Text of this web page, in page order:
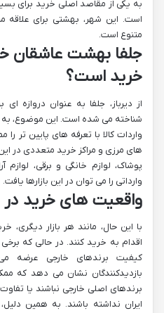
به یکی از مقاصد اصلی خرید برای
است. این شهر، بهشتی برای علاقه
متنوع است.
جلفا بهشت عاشقان
خرید است؟
از دیرباز، جلفا به عنوان دروازه
شناخته می شده است. این موضوع،
واردات کالا با تعرفه های پایین تر
های مرزی و مراکز خرید متعددی در
پوشاک، لوازم خانگی و برقی،
وارداتی را می توان در این بازارها یافت.
واقعیت های خرید در
با این حال، مانند هر بازار دیگری،
اقدام به خرید کنند. در حالی که
کیفیت برندهای خارجی عرضه
بازدیدکنندگان نشان می دهد که
برندهای اصلی خارجی نباشند یا
ایران نداشته باشند. به همین